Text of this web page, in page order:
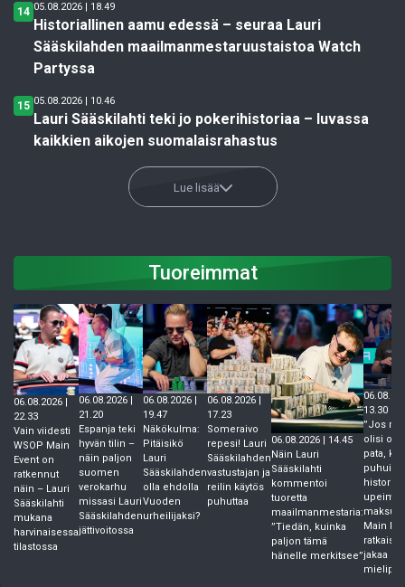
14 05.08.2026 | 18.49
Historiallinen aamu edessä – seuraa Lauri
Sääskilahden maailmanmestaruustaistoa Watch
Partyssa
15 05.08.2026 | 10.46
Lauri Sääskilahti teki jo pokerihistoriaa – luvassa
kaikkien aikojen suomalaisrahastus
Lue lisää
Tuoreimmat
06.08.2026 |
22.33
Vain viidesti
WSOP Main
Event on
ratkennut
näin – Lauri
Sääskilahti
mukana
harvinaisessa
tilastossa
06.08.2026 |
21.20
Espanja teki
hyvän tilin –
näin paljon
suomen
verokarhu
missasi Lauri
Sääskilahden
jättivoitossa
06.08.2026 |
19.47
Näkökulma:
Pitäisikö
Lauri
Sääskilahden
olla ehdolla
Vuoden
urheilijaksi?
06.08.2026 |
17.23
Someraivo
repesi! Lauri
Sääskilahden
vastustajan ja
reilin käytös
puhuttaa
06.08.2026 | 14.45
Näin Lauri
Sääskilahti
kommentoi
tuoretta
maailmanmestaria:
”Tiedän, kuinka
paljon tämä
hänelle merkitsee”
13.30
”Jos
olisi
pata,
historian
Main
jakaa